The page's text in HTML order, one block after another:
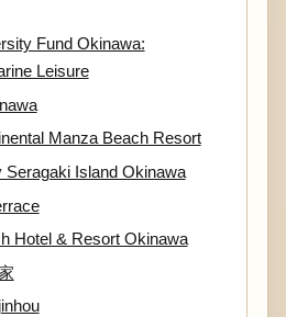
Fund Okinawa:
Leisure
Manza Beach Resort
Seragaki Island Okinawa
Hotel & Resort Okinawa